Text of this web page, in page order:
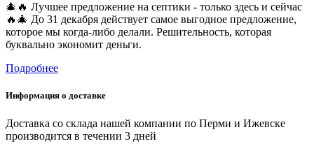
🎄🔥 Лучшее предложение на септики - только здесь и сейчас
🔥🎄 До 31 декабря действует самое выгодное предложение,
которое мы когда-либо делали. Решительность, которая
буквально экономит деньги.
Подробнее
Информация о доставке
Доставка со склада нашей компании по Перми и Ижевске
производится в течении 3 дней